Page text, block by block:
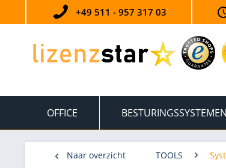
+49 511 - 957 317 03
OFFICE BESTURINGSSYSTEMEN
Naar overzicht TOOLS